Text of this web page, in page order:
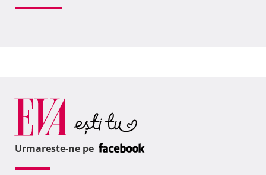
Urmareste-ne pe